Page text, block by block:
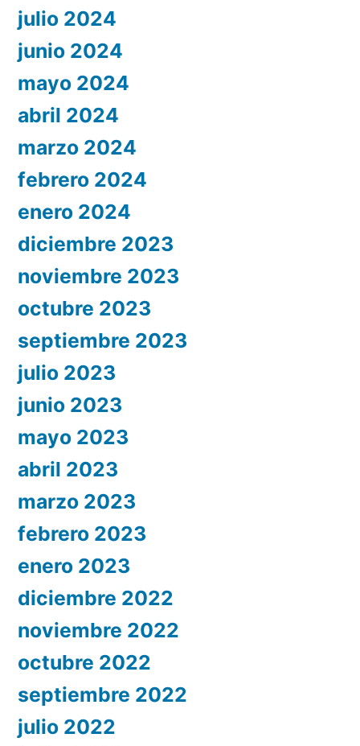
julio 2024
junio 2024
mayo 2024
abril 2024
marzo 2024
febrero 2024
enero 2024
diciembre 2023
noviembre 2023
octubre 2023
septiembre 2023
julio 2023
junio 2023
mayo 2023
abril 2023
marzo 2023
febrero 2023
enero 2023
diciembre 2022
noviembre 2022
octubre 2022
septiembre 2022
julio 2022